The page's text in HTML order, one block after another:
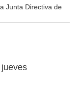
Junta Directiva de